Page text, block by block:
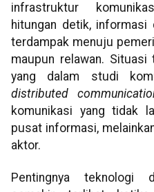
infrastruktur
hitungan detik,
terdampak menuju
maupun relawan.
yang dalam studi
distributed
komunikasi yang tidak
pusat informasi,
aktor.
Pentingnya teknologi